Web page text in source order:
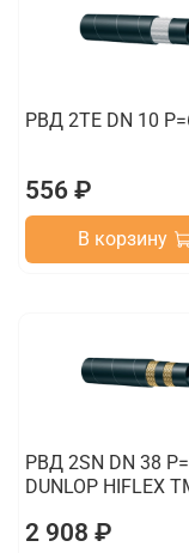
РВД 2TE DN 10
556 ₽
В корзину
РВД 2SN DN 38
DUNLOP HIFLEX
2 908 ₽